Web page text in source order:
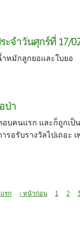
ะจำวันศุกร์ที่ 17/
หมักลูกยอและใบยอ
ป่า
บคนแรก และก็ถูกเป็
รอรับรางวัลไปเถอะ
รก ‹ หน้าก่อน 1 2 3